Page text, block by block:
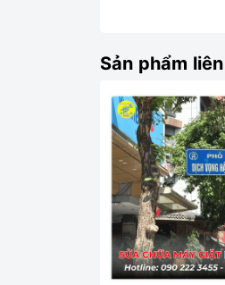
Sản phẩm